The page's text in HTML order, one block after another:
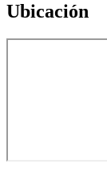
Ubicación